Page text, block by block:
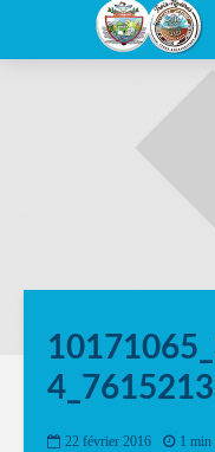
22 février 2016 1 min